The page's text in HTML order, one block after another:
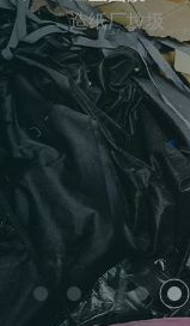
造纸厂垃圾